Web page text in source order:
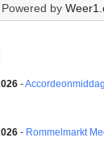
Powered by
-
- Rommelmarkt